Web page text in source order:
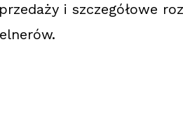
i szczegółowe